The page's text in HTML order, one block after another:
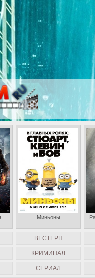
ВЕСТЕРН
КРИМИНАЛ
СЕРИАЛ
Миньоны